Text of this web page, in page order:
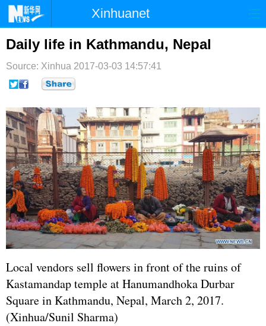
Xinhuanet
首页 时政 国际
台湾 财经 法治
纪检
文娱 图片 视频 论坛
博客 微博
Daily life in Kathmandu, Nepal
Source: Xinhua 2017-03-03 14:57:41
Local vendors sell flowers in front of the ruins of
Kastamandap temple at Hanumandhoka Durbar
Square in Kathmandu, Nepal, March 2, 2017.
(Xinhua/Sunil Sharma)